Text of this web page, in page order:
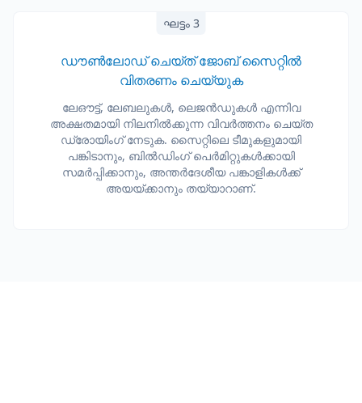
ഘട്ടം 3
ഡൗൺലോഡ് ചെയ്ത് ജോബ് സൈറ്റിൽ
വിതരണം ചെയ്യുക
ലേഔട്ട്, ലേബലുകൾ, ലെജൻഡുകൾ എന്നിവ
അക്ഷതമായി നിലനിൽക്കുന്ന വിവർത്തനം ചെയ്ത
ഡ്രോയിംഗ് നേടുക. സൈറ്റിലെ ടീമുകളുമായി
പങ്കിടാനും, ബിൽഡിംഗ് പെർമിറ്റുകൾക്കായി
സമർപ്പിക്കാനും, അന്തർദേശീയ പങ്കാളികൾക്ക്
അയയ്ക്കാനും തയ്യാറാണ്.